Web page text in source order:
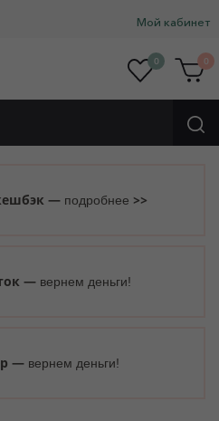
Мой кабинет
0 0
— подробнее >>
— вернем деньги!
— вернем деньги!